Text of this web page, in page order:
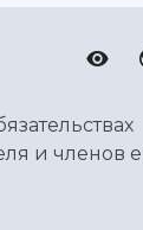
и членов